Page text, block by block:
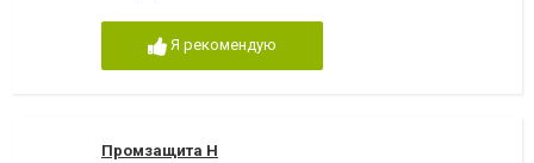
Я рекомендую
Промзащита Н